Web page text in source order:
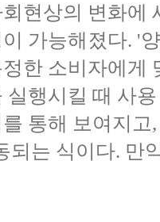
현상의 변화에
가능해졌다. '
한 소비자에게
실행시킬 때 사
통해 보여지
되는 식이다. 만